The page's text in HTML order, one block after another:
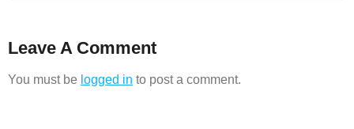
Leave A Comment
You must be logged in to post a comment.